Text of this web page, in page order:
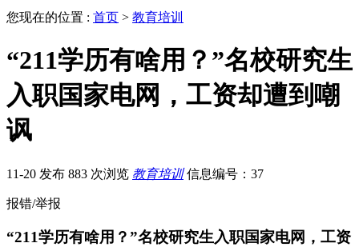
您现在的位置 : 首页 > 教育培训
“211学历有啥用？”名校研究生
入职国家电网，工资却遭到嘲
讽
11-20 发布 883 次浏览 教育培训 信息编号：37
报错/举报
“211学历有啥用？”名校研究生入职国家电网，工资